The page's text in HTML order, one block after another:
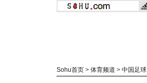
Sohu首页 > 体育频道 > 中国足球